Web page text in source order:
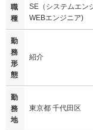
職
種
SE（システムエン
WEBエンジニア)
勤
務
形
態
紹介
勤
務
地
東京都 千代田区